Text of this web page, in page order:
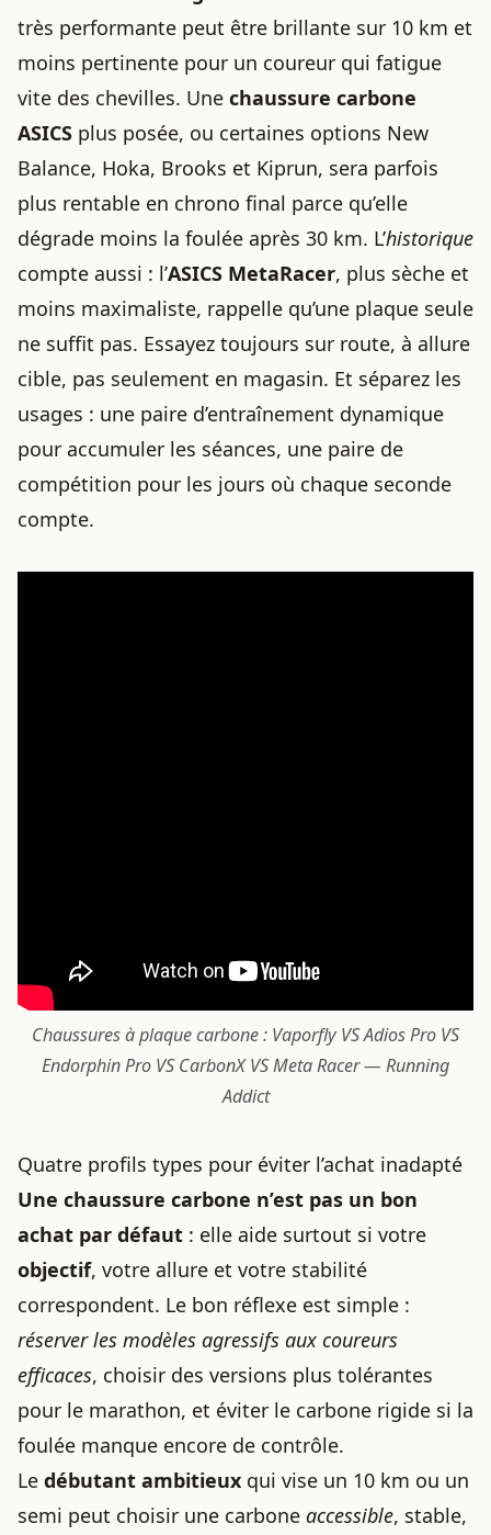
très performante peut être brillante sur 10 km et
moins pertinente pour un coureur qui fatigue
vite des chevilles. Une chaussure carbone
ASICS plus posée, ou certaines options New
Balance, Hoka, Brooks et Kiprun, sera parfois
plus rentable en chrono final parce qu’elle
dégrade moins la foulée après 30 km. L’historique
compte aussi : l’ASICS MetaRacer, plus sèche et
moins maximaliste, rappelle qu’une plaque seule
ne suffit pas. Essayez toujours sur route, à allure
cible, pas seulement en magasin. Et séparez les
usages : une paire d’entraînement dynamique
pour accumuler les séances, une paire de
compétition pour les jours où chaque seconde
compte.
Chaussures à plaque carbone : Vaporfly VS Adios Pro VS
Endorphin Pro VS CarbonX VS Meta Racer — Running
Addict
Quatre profils types pour éviter l’achat inadapté
Une chaussure carbone n’est pas un bon
achat par défaut : elle aide surtout si votre
objectif, votre allure et votre stabilité
correspondent. Le bon réflexe est simple :
réserver les modèles agressifs aux coureurs
efficaces, choisir des versions plus tolérantes
pour le marathon, et éviter le carbone rigide si la
foulée manque encore de contrôle.
Le débutant ambitieux qui vise un 10 km ou un
semi peut choisir une carbone accessible, stable,